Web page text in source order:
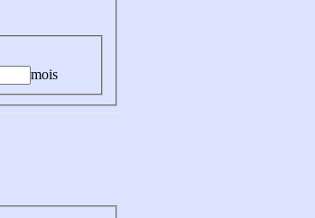
mois